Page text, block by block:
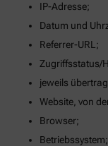
IP-Adresse;
Datum und
Referrer-URL;
Zugriffsstatus/
jeweils
Website, von
Browser;
Betriebssystem;